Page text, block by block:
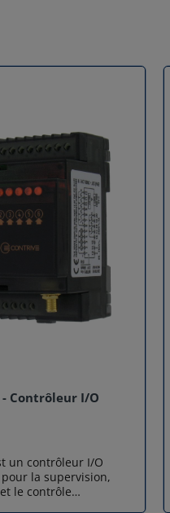
Contrôleur I/O
un contrôleur I/O
la supervision,
le contrôle